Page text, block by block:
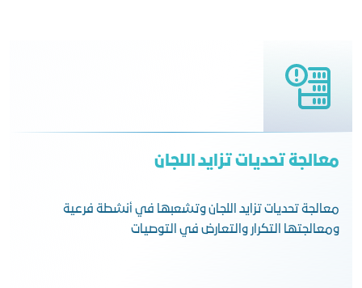
معالجة تحديات تزايد اللجان
معالجة تحديات تزايد اللجان وتشعبها في أنشطة فرعية
ومعالجتها التكرار والتعارض في التوصيات